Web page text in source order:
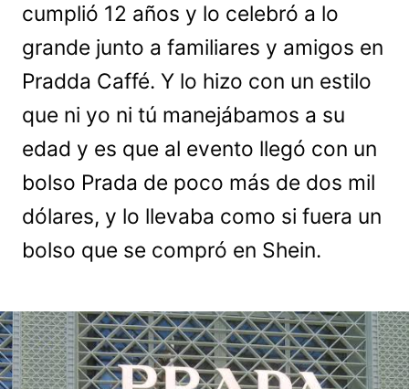
cumplió 12 años y lo celebró a lo
grande junto a familiares y amigos en
Pradda Caffé. Y lo hizo con un estilo
que ni yo ni tú manejábamos a su
edad y es que al evento llegó con un
bolso Prada de poco más de dos mil
dólares, y lo llevaba como si fuera un
bolso que se compró en Shein.